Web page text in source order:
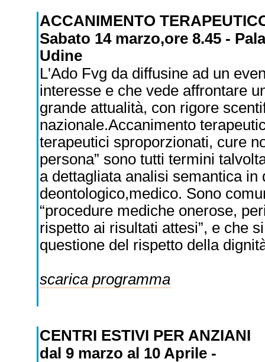
ACCANIMENTO
Sabato 14 marzo,ore 8.45 -
Udine
L'Ado Fvg da diffusine ad un
interesse e che vede affrontare
grande attualità, con rigore
nazionale.Accanimento
terapeutici sproporzionati, cure
persona” sono tutti termini
a dettagliata analisi semantica
deontologico,medico. Sono
“procedure mediche onerose,
rispetto ai risultati attesi”, e che
questione del rispetto della
scarica programma
CENTRI ESTIVI PER ANZIANI
dal 9 marzo al 10 Aprile -